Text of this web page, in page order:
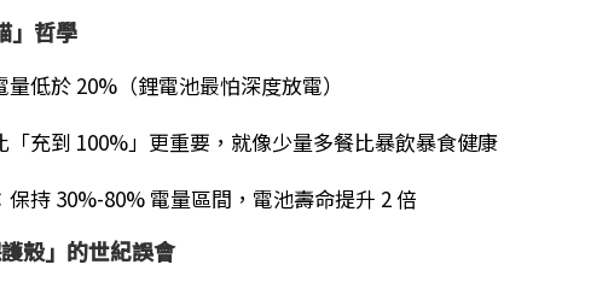
」哲學
低於 20%（鋰電池最怕深度放電）
「充到 100%」更重要，就像少量多餐比暴飲暴食健康
保持 30%-80% 電量區間，電池壽命提升 2 倍
殼」的世紀誤會